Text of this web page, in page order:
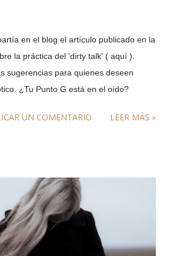
en el blog el artículo publicado en la
la práctica del 'dirty talk' ( aquí ).
sugerencias para quienes deseen
¿Tu Punto G está en el oído?
UN COMENTARIO LEER MÁS »